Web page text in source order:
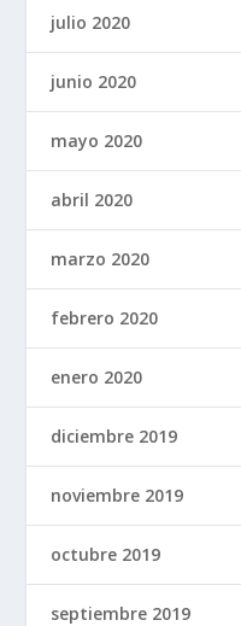
julio 2020
junio 2020
mayo 2020
abril 2020
marzo 2020
febrero 2020
enero 2020
diciembre 2019
noviembre 2019
octubre 2019
septiembre 2019